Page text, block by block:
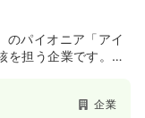
パイオニア「アイ
を担う企業です。同
展開しています。
企業